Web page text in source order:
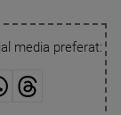
media preferat: